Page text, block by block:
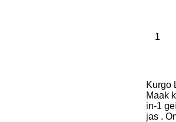
Kurgo
Maak
in-1
jas .